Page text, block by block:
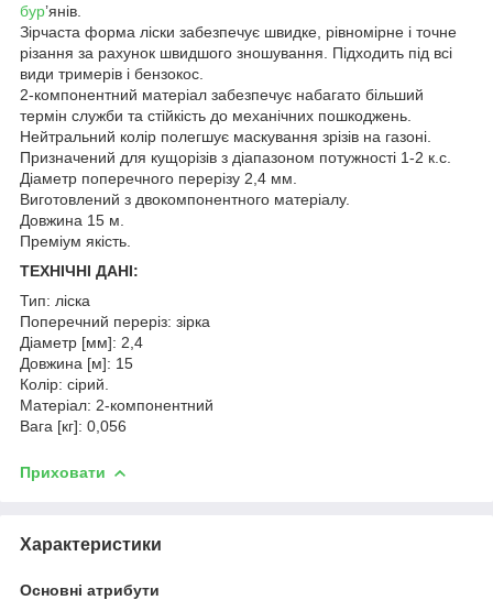
бур’янів.
Зірчаста форма ліски забезпечує швидке, рівномірне і точне
різання за рахунок швидшого зношування. Підходить під всі
види тримерів і бензокос.
2-компонентний матеріал забезпечує набагато більший
термін служби та стійкість до механічних пошкоджень.
Нейтральний колір полегшує маскування зрізів на газоні.
Призначений для кущорізів з діапазоном потужності 1-2 к.с.
Діаметр поперечного перерізу 2,4 мм.
Виготовлений з двокомпонентного матеріалу.
Довжина 15 м.
Преміум якість.
ТЕХНІЧНІ ДАНІ:
Тип: ліска
Поперечний переріз: зірка
Діаметр [мм]: 2,4
Довжина [м]: 15
Колір: сірий.
Матеріал: 2-компонентний
Вага [кг]: 0,056
Приховати
Характеристики
Основні атрибути